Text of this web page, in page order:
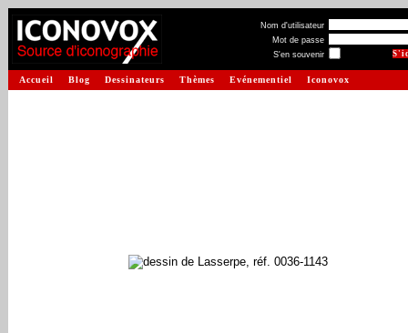
Nom d'utilisateur
Mot de passe
S'en souvenir
Accueil Blog Dessinateurs Thèmes Evénementiel Iconovox